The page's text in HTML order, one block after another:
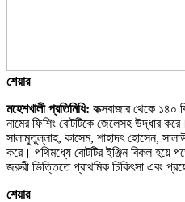
শেয়ার
মহেশখালী প্রতিনিধি: কক্সবাজার থেকে ১৪০
নামের ফিশিং বোটটিকে জেলেসহ উদ্ধার
সালামুতুল্লাহ, কাসেম, শাহাদৎ হোসেন,
করে। পথিমধ্যে বোটটির ইঞ্জিন বিকল হয়ে
জরুরী ভিত্তিতে প্রাথমিক চিকিৎসা এবং
শেয়ার